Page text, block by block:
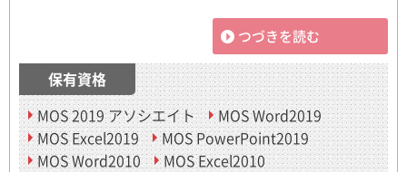
つづきを読む
保有資格
MOS 2019 アソシエイト
MOS Word2019
MOS Excel2019
MOS PowerPoint2019
MOS Word2010
MOS Excel2010